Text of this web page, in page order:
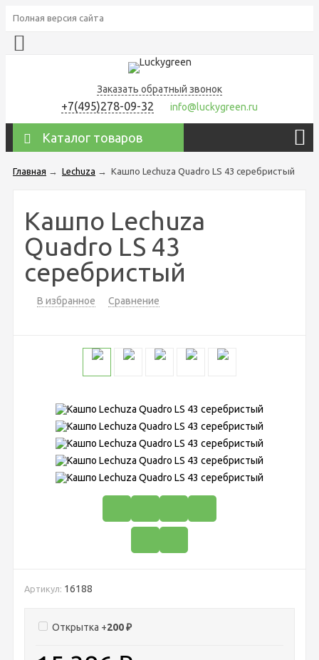
Полная версия сайта
Заказать обратный звонок
+7(495)278-09-32 info@luckygreen.ru
Каталог товаров
Главная → Lechuza → Кашпо Lechuza Quadro LS 43 серебристый
Кашпо Lechuza
Quadro LS 43
серебристый
В избранное Сравнение
Артикул: 16188
Открытка +200₽